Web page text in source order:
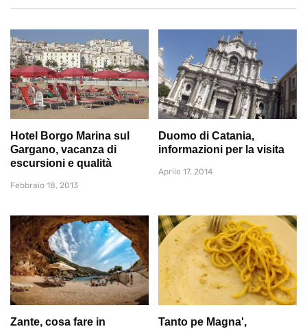
Hotel Borgo Marina sul
Gargano, vacanza di
escursioni e qualità
Febbraio 18, 2013
Duomo di Catania,
informazioni per la visita
Aprile 17, 2014
Zante, cosa fare in
Tanto pe Magna',